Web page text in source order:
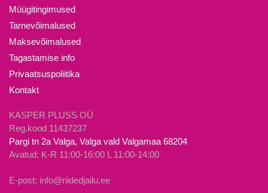
Valikuid
saab
Müügitingimused
Tarnevõimalused
Maksevõimalused
Tagastamise info
Privaatsuspoliitika
Kontakt
KASPER PLUSS OÜ
Reg.kood 11437237
Pargi tn 2a Valga, Valga vald Valgamaa 68204
Avatud: K-R 11:00-16:00 L 11:00-14:00
E-post: info@riidedjailu.ee